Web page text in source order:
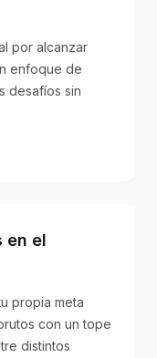
por alcanzar
enfoque de
desafíos sin
en el
propia meta
con un tope
distintos